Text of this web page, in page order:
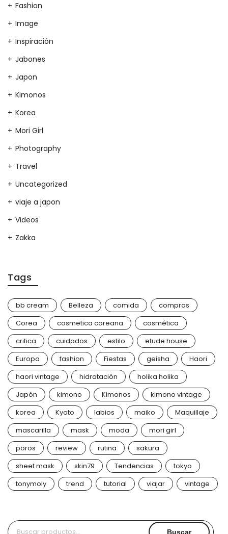
Fashion
Image
Inspiración
Jabones
Japon
Kimonos
Korea
Mori Girl
Photography
Travel
Uncategorized
viaje a japon
Videos
Zakka
Tags
bb cream Belleza comida
compras
Corea
cosmetica coreana
cosmética
critica
cuidados estilo
etude house
Europa
fashion Fiestas geisha
Haori
haori vintage
hidratación
holika holika
Japón
kimono Kimonos
kimono vintage
korea
Kyoto labios maiko
Maquillaje
mascarilla
mask moda
mori girl
poros
review rutina
sakura
sheet mask
skin79 Tendencias
tokyo
tonymoly
trend tutorial viajar vintage
BuscarBuscar